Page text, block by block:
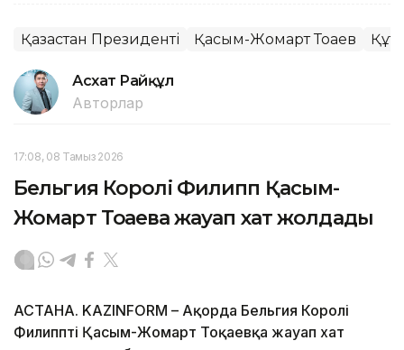
Қазақстан Президенті Қасым-Жомарт Тоқаев
Асхат Райқұл
Авторлар
17:08, 08 Тамыз 2026
Бельгия Королі Филипп Қасым-
Жомарт Тоқаевқа жауап хат жолдады
АСТАНА. KAZINFORM – Ақорда Бельгия Королі
Филипптің Қасым-Жомарт Тоқаевқа жауап хат